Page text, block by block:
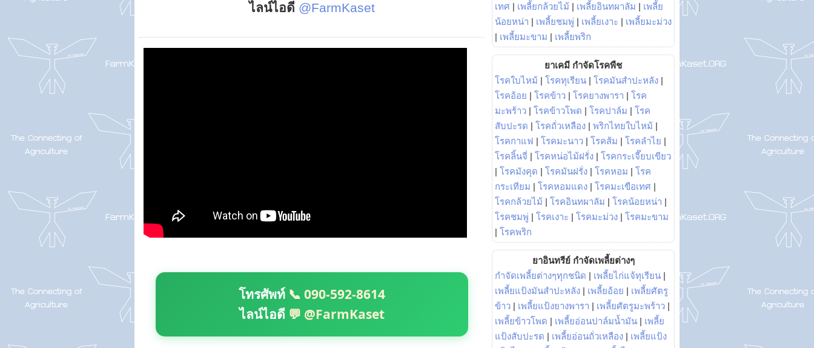
ไลน์ไอดี @FarmKaset
โทรศัพท์ 📞 090-592-8614
ไลน์ไอดี 💬 @FarmKaset
เทศ | เพลี้ยกล้วยไม้ | เพลี้ยอินทผาลัม | เพลี้ย
น้อยหน่า | เพลี้ยชมพู่ | เพลี้ยเงาะ | เพลี้ยมะม่วง
| เพลี้ยมะขาม | เพลี้ยพริก
ยาเคมี กำจัดโรคพืช
โรคใบไหม้ | โรคทุเรียน | โรคมันสำปะหลัง |
โรคอ้อย | โรคข้าว | โรคยางพารา | โรค
มะพร้าว | โรคข้าวโพด | โรคปาล์ม | โรค
สับปะรด | โรคถั่วเหลือง | พริกไทยใบไหม้ |
โรคกาแฟ | โรคมะนาว | โรคส้ม | โรคลำไย |
โรคลิ้นจี่ | โรคหน่อไม้ฝรั่ง | โรคกระเจี๊ยบเขียว
| โรคมังคุด | โรคมันฝรั่ง | โรคหอม | โรค
กระเทียม | โรคหอมแดง | โรคมะเขือเทศ |
โรคกล้วยไม้ | โรคอินทผาลัม | โรคน้อยหน่า |
โรคชมพู่ | โรคเงาะ | โรคมะม่วง | โรคมะขาม
| โรคพริก
ยาอินทรีย์ กำจัดเพลี้ยต่างๆ
กำจัดเพลี้ยต่างๆทุกชนิด | เพลี้ยไก่แจ้ทุเรียน |
เพลี้ยแป้งมันสำปะหลัง | เพลี้ยอ้อย | เพลี้ยศัตรู
ข้าว | เพลี้ยแป้งยางพารา | เพลี้ยศัตรูมะพร้าว |
เพลี้ยข้าวโพด | เพลี้ยอ่อนปาล์มน้ำมัน | เพลี้ย
แป้งสับปะรด | เพลี้ยอ่อนถั่วเหลือง | เพลี้ยแป้ง